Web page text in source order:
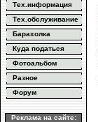
Тех.информация
Тех.обслуживание
Барахолка
Куда податься
Фотоальбом
Разное
Форум
Реклама на сайте: